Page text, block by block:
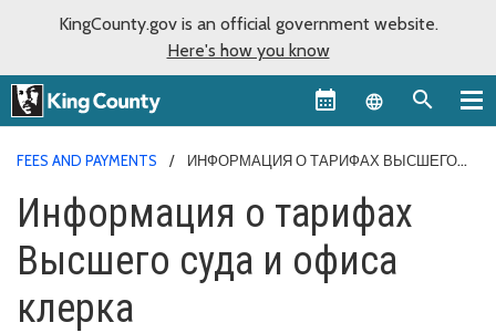
KingCounty.gov is an official government website.
Here's how you know
Language
FEES AND PAYMENTS
ИНФОРМАЦИЯ О ТАРИФАХ ВЫСШЕГО
Информация о тарифах
Высшего суда и офиса
клерка